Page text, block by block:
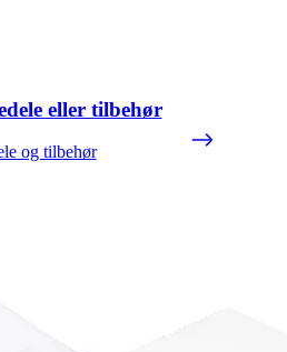
eller tilbehør
og tilbehør